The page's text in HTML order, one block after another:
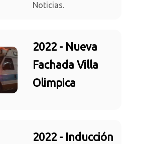
Noticias.
2022 - Nueva
Fachada Villa
Olimpica
2022 - Inducción